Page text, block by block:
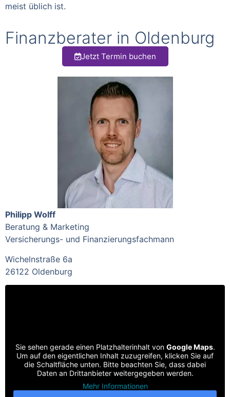
meist üblich ist.
Finanzberater in Oldenburg
Jetzt Termin buchen
Philipp Wolff
Beratung & Marketing
Versicherungs- und Finanzierungsfachmann
Wichelnstraße 6a
26122 Oldenburg
Sie sehen gerade einen Platzhalterinhalt von Google Maps.
Um auf den eigentlichen Inhalt zuzugreifen, klicken Sie auf
die Schaltfläche unten. Bitte beachten Sie, dass dabei
Daten an Drittanbieter weitergegeben werden.
Mehr Informationen